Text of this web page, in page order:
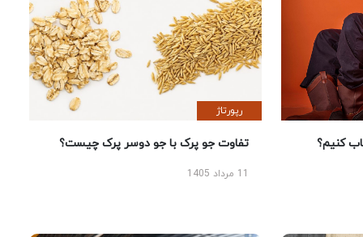
کنیم؟
رپورتاژ
تفاوت جو پرک با جو دوسر پرک چیست؟